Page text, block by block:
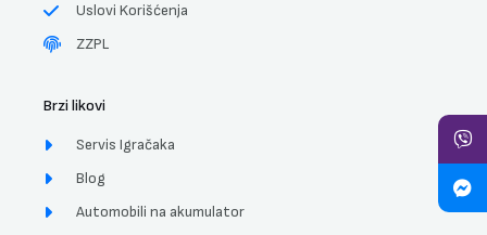
Uslovi Korišćenja
ZZPL
Brzi likovi
Servis Igračaka
Blog
Automobili na akumulator